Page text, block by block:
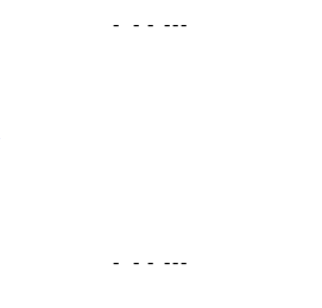
- - - ---
- - - ---